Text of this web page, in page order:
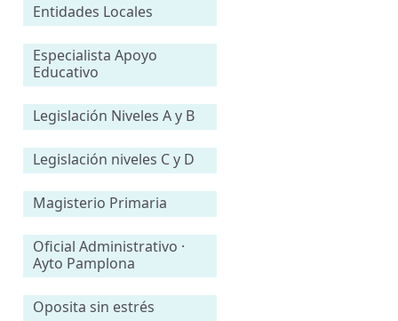
Entidades Locales
Especialista Apoyo
Educativo
Legislación Niveles A y B
Legislación niveles C y D
Magisterio Primaria
Oficial Administrativo ·
Ayto Pamplona
Oposita sin estrés